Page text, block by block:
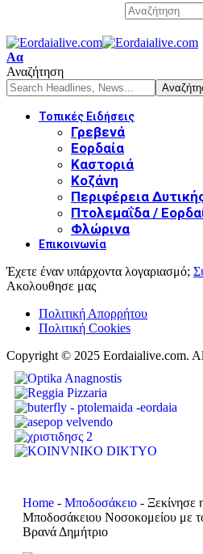
Αα
Αναζήτηση
Τοπικές Ειδήσεις
Γρεβενά
Εορδαία
Καστοριά
Κοζάνη
Περιφέρεια
Πτολεμαΐδα /
Φλώρινα
Επικοινωνία
Έχετε έναν υπάρχοντα λογαριασμό;
Ακολουθησε μας
Πολιτική Απορρήτου
Πολιτική Cookies
Copyright © 2025 Eordaialive.com.
Home - Μποδοσάκειο - Ξεκίνησε
Mποδοσάκειου Νοσοκομείου με
Βρανά Δημήτριο